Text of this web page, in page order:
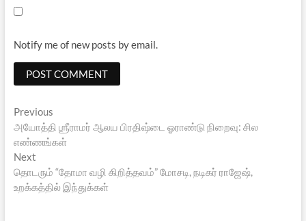
Notify me of new posts by email.
Post
navigation
PreviousPrevious
post:
அயோத்தி ஶ்ரீராமர் ஆலய பிரதிஷ்டை ஓராண்டு நிறைவு: சில
எண்ணங்கள்
NextNext
post:
தொடரும் “தோமா வழி கிறித்தவம்” மோசடி, நடிகர் ராஜேஷ்,
உறக்கத்தில் இந்துக்கள்